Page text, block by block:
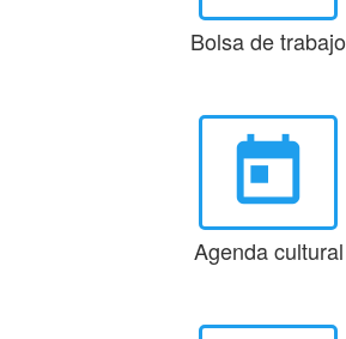
Bolsa de trabajo
today
Agenda cultural